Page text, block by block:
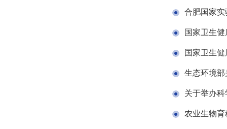
合肥国家实
国家卫生
国家卫生
生态环境部
关于举办
农业生物